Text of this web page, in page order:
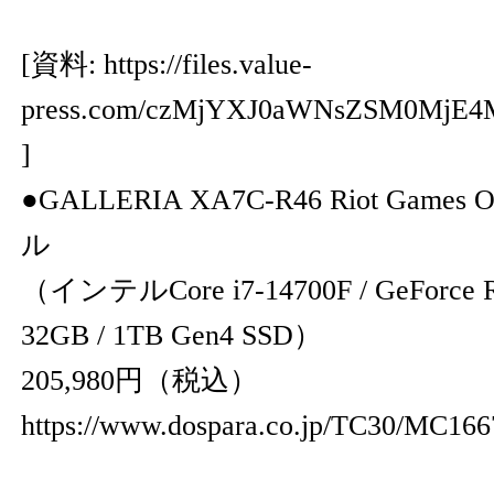
[資料: https://files.value-
press.com/
]
●GALLERIA XA7C-R46 Riot Games
ル
（インテルCore i7-14700F / GeForce
32GB / 1TB Gen4 SSD）
205,980円（税込）
https://www.dospara.co.jp/TC30/